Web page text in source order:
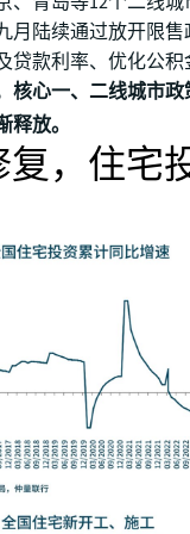
月陆续通过放开限
贷款利率、优化公
核心一、二线城市
放。
，住宅